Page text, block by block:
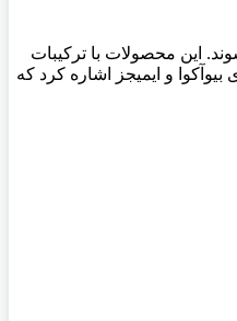
این محصولات با ترکیبات
بیوآکوا و ایمیجز اشاره کرد که